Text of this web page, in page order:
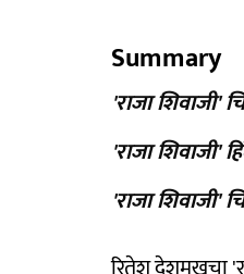
Summary
'राजा शिवाजी'
'राजा शिवाजी'
'राजा शिवाजी'